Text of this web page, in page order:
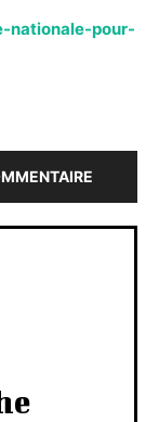
nationale-pour-